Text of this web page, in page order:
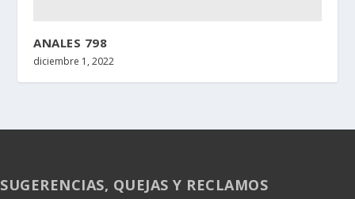
ANALES 798
diciembre 1, 2022
SUGERENCIAS, QUEJAS Y RECLAMOS